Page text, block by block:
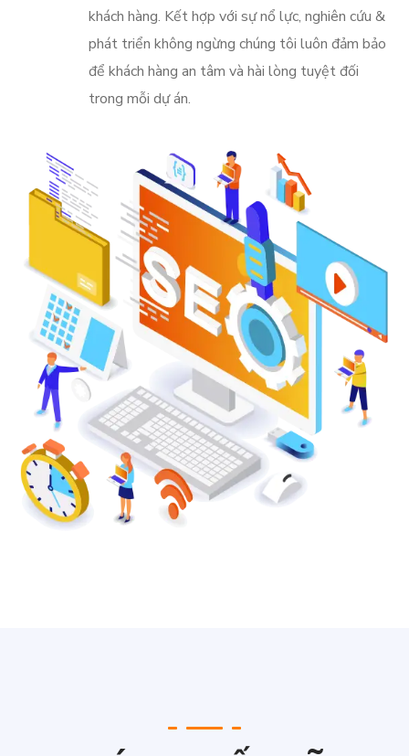
khách hàng. Kết hợp với sự nổ lực, nghiên cứu &
phát triển không ngừng chúng tôi luôn đảm bảo
để khách hàng an tâm và hài lòng tuyệt đối
trong mỗi dự án.